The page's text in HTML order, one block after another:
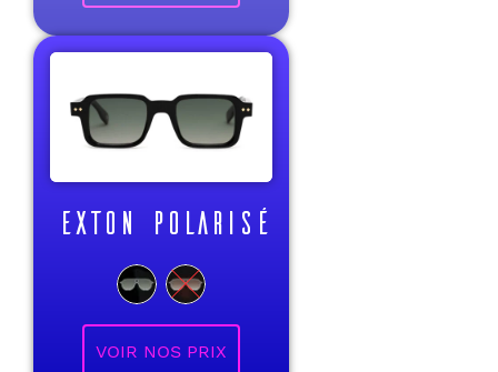
EXTON POLARISÉ
VOIR NOS PRIX